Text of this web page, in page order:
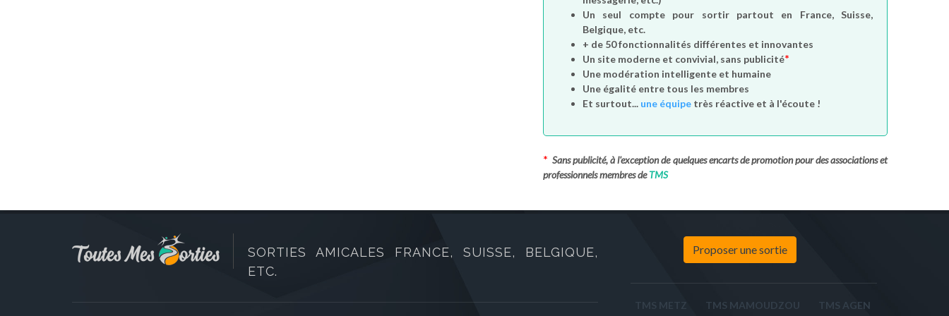
Un seul comptepour sortir partout en France, Suisse,
Belgique, etc.
+ de 50 fonctionnalités différentes et innovantes
Un site moderne et convivial, sans publicité*
Une modération intelligente et humaine
Une égalité entre tous les membres
Et surtout... une équipe très réactive et à l'écoute !
* Sans publicité, à l'exception de quelques encarts de promotion pour des associations et
professionnels membres deTMS
SORTIES AMICALES FRANCE, SUISSE, BELGIQUE,
ETC.
Proposer une sortie
TMS METZ TMS MAMOUDZOU
TMS AGEN